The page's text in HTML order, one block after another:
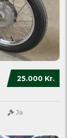
25.000 Kr.
Ja